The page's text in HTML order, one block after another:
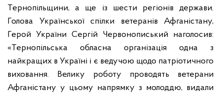
Тернопільщини, а ще із шести регіонів держави.
Голова Української спілки ветеранів Афганістану,
Герой України Сергій Червонописький наголосив:
«Тернопільська обласна організація одна з
найкращих в Україні і є ведучою щодо патріотичного
виховання. Велику роботу проводять ветерани
Афганістану у цьому напрямку з молоддю, видали